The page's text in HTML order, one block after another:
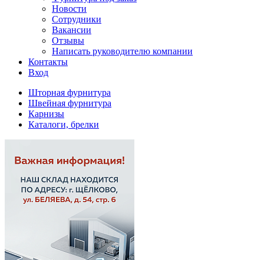
Новости
Сотрудники
Вакансии
Отзывы
Написать руководителю компании
Контакты
Вход
Шторная фурнитура
Швейная фурнитура
Карнизы
Каталоги, брелки